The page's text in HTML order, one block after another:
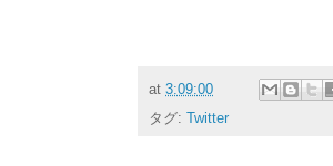
at 3:09:00
タグ:
Twitter